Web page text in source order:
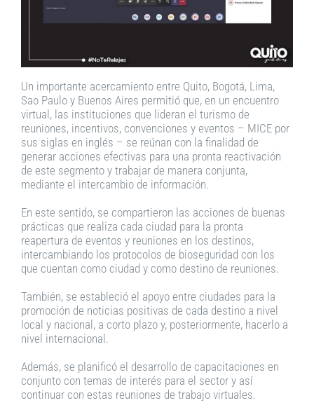
Un importante acercamiento entre Quito, Bogotá, Lima,
Sao Paulo y Buenos Aires permitió que, en un encuentro
virtual, las instituciones que lideran el turismo de
reuniones, incentivos, convenciones y eventos – MICE por
sus siglas en inglés – se reúnan con la finalidad de
generar acciones efectivas para una pronta reactivación
de este segmento y trabajar de manera conjunta,
mediante el intercambio de información.
En este sentido, se compartieron las acciones de buenas
prácticas que realiza cada ciudad para la pronta
reapertura de eventos y reuniones en los destinos,
intercambiando los protocolos de bioseguridad con los
que cuentan como ciudad y como destino de reuniones.
También, se estableció el apoyo entre ciudades para la
promoción de noticias positivas de cada destino a nivel
local y nacional, a corto plazo y, posteriormente, hacerlo a
nivel internacional.
Además, se planificó el desarrollo de capacitaciones en
conjunto con temas de interés para el sector y así
continuar con estas reuniones de trabajo virtuales.